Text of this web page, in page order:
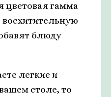
цветовая гамма
блюду
легкие и
столе, то